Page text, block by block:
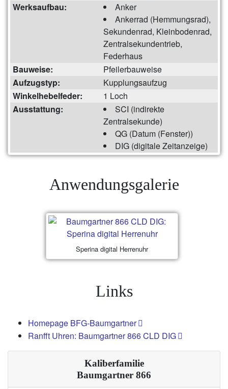
Werksaufbau:
Anker
Ankerrad (Hemmungsrad),
Sekundenrad, Kleinbodenrad,
Zentralsekundentrieb,
Federhaus
Bauweise:
Pfeilerbauweise
Aufzugstyp:
Kupplungsaufzug
Winkelhebelfeder:
1 Loch
Ausstattung:
SCI (indirekte
Zentralsekunde)
QG (Datum (Fenster))
DIG (digitale Zeitanzeige)
Anwendungsgalerie
Sperina digital Herrenuhr
Links
Homepage BFG-Baumgartner
Ranfft Uhren: Baumgartner 866 CLD DIG
Kaliberfamilie
Baumgartner 866